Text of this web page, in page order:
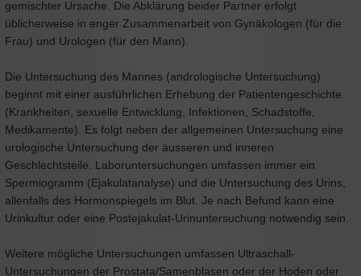
gemischter Ursache. Die Abklärung beider Partner erfolgt
üblicherweise in enger Zusammenarbeit von Gynäkologen (für die
Frau) und Urologen (für den Mann).
Die Untersuchung des Mannes (andrologische Untersuchung)
beginnt mit einer ausführlichen Erhebung der Patientengeschichte
(Krankheiten, sexuelle Entwicklung, Infektionen, Schadstoffe,
Medikamente). Es folgt neben der allgemeinen Untersuchung eine
urologische Untersuchung der äusseren und inneren
Geschlechtsteile. Laboruntersuchungen umfassen immer ein
Spermiogramm (Ejakulatanalyse) und die Untersuchung des Urins,
allenfalls des Hormonspiegels im Blut. Je nach Befund kann eine
Urinkultur oder eine Postejakulat-Urinuntersuchung notwendig sein.
Weitere mögliche Untersuchungen umfassen Ultraschall-
Untersuchungen der Prostata/Samenblasen oder der Hoden oder